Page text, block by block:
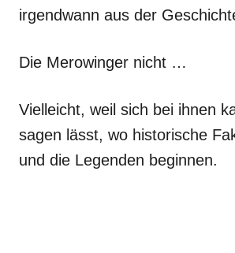
irgendwann aus der
Die Merowinger nicht …
Vielleicht, weil sich bei ihnen
sagen lässt, wo historische
und die Legenden beginnen.